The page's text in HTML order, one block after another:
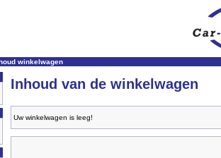
winkelwagen
Inhoud van de winkelwagen
Uw winkelwagen is leeg!